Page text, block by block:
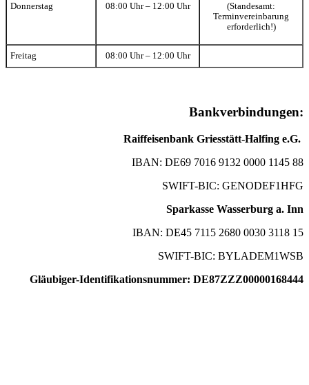
Donnerstag 08:00 Uhr – 12:00 Uhr
(Standesamt:
Terminvereinbarung
erforderlich!)
Freitag 08:00 Uhr – 12:00 Uhr
Bankverbindungen:
Raiffeisenbank Griesstätt-Halfing e.G.
IBAN: DE69 7016 9132 0000 1145 88
SWIFT-BIC: GENODEF1HFG
Sparkasse Wasserburg a. Inn
IBAN: DE45 7115 2680 0030 3118 15
SWIFT-BIC: BYLADEM1WSB
Gläubiger-Identifikationsnummer: DE87ZZZ00000168444